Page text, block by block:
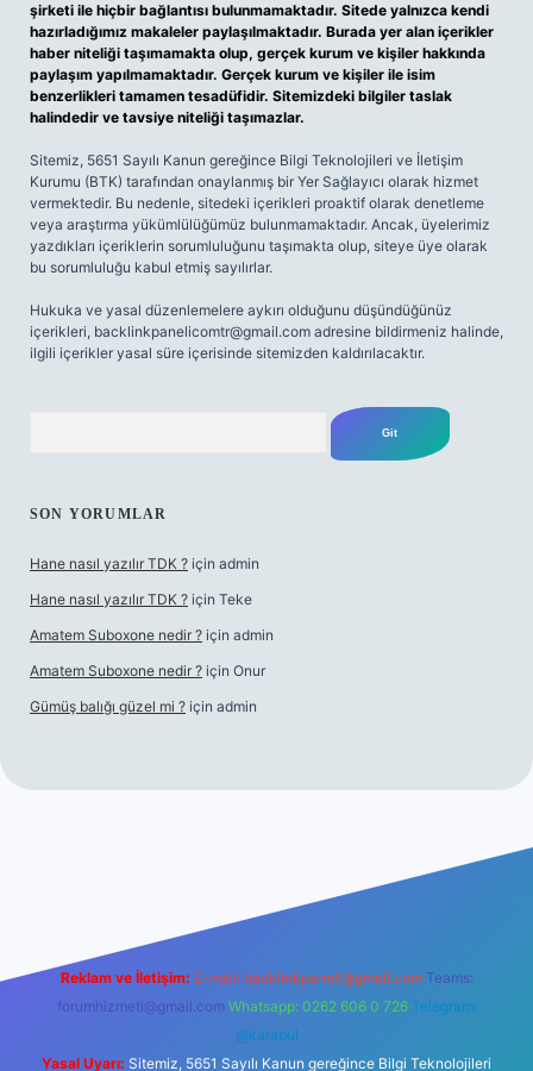
şirketi ile hiçbir bağlantısı bulunmamaktadır. Sitede yalnızca kendi
hazırladığımız makaleler paylaşılmaktadır. Burada yer alan içerikler
haber niteliği taşımamakta olup, gerçek kurum ve kişiler hakkında
paylaşım yapılmamaktadır. Gerçek kurum ve kişiler ile isim
benzerlikleri tamamen tesadüfidir. Sitemizdeki bilgiler taslak
halindedir ve tavsiye niteliği taşımazlar.
Sitemiz, 5651 Sayılı Kanun gereğince Bilgi Teknolojileri ve İletişim
Kurumu (BTK) tarafından onaylanmış bir Yer Sağlayıcı olarak hizmet
vermektedir. Bu nedenle, sitedeki içerikleri proaktif olarak denetleme
veya araştırma yükümlülüğümüz bulunmamaktadır. Ancak, üyelerimiz
yazdıkları içeriklerin sorumluluğunu taşımakta olup, siteye üye olarak
bu sorumluluğu kabul etmiş sayılırlar.
Hukuka ve yasal düzenlemelere aykırı olduğunu düşündüğünüz
içerikleri, backlinkpanelicomtr@gmail.com adresine bildirmeniz halinde,
ilgili içerikler yasal süre içerisinde sitemizden kaldırılacaktır.
SON YORUMLAR
Hane nasıl yazılır TDK ? için admin
Hane nasıl yazılır TDK ? için Teke
Amatem Suboxone nedir ? için admin
Amatem Suboxone nedir ? için Onur
Gümüş balığı güzel mi ? için admin
Reklam ve İletişim: E-mail: backlinkpaneli@gmail.com Teams:
forumhizmeti@gmail.com Whatsapp: 0262 606 0 726 Telegram:
@karabul
Yasal Uyarı: Sitemiz, 5651 Sayılı Kanun gereğince Bilgi Teknolojileri